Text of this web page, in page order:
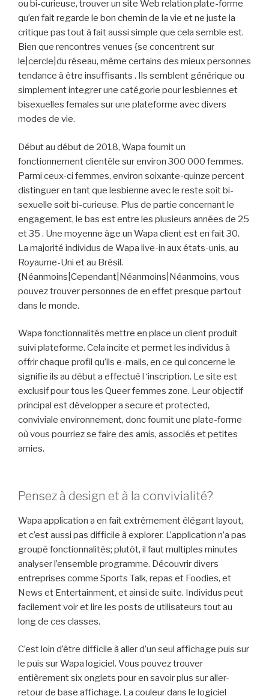
ou bi-curieuse, trouver un site Web relation plate-forme
qu’en fait regarde le bon chemin de la vie et ne juste la
critique pas tout à fait aussi simple que cela semble est.
Bien que rencontres venues {se concentrent sur
le|cercle|du réseau, même certains des mieux personnes
tendance à être insuffisants . Ils semblent générique ou
simplement integrer une catégorie pour lesbiennes et
bisexuelles females sur une plateforme avec divers
modes de vie.
Début au début de 2018, Wapa fournit un
fonctionnement clientèle sur environ 300 000 femmes.
Parmi ceux-ci femmes, environ soixante-quinze percent
distinguer en tant que lesbienne avec le reste soit bi-
sexuelle soit bi-curieuse. Plus de partie concernant le
engagement, le bas est entre les plusieurs années de 25
et 35 . Une moyenne âge un Wapa client est en fait 30.
La majorité individus de Wapa live-in aux états-unis, au
Royaume-Uni et au Brésil.
{Néanmoins|Cependant|Néanmoins|Néanmoins, vous
pouvez trouver personnes de en effet presque partout
dans le monde.
Wapa fonctionnalités mettre en place un client produit
suivi plateforme. Cela incite et permet les individus à
offrir chaque profil qu’ils e-mails, en ce qui concerne le
signifie ils au début a effectué l ‘inscription. Le site est
exclusif pour tous les Queer femmes zone. Leur objectif
principal est développer a secure et protected,
conviviale environnement, donc fournit une plate-forme
où vous pourriez se faire des amis, associés et petites
amies.
Pensez à design et à la convivialité?
Wapa application a en fait extrêmement élégant layout,
et c’est aussi pas difficile à explorer. L’application n’a pas
groupé fonctionnalités; plutôt, il faut multiples minutes
analyser l’ensemble programme. Découvrir divers
entreprises comme Sports Talk, repas et Foodies, et
News et Entertainment, et ainsi de suite. Individus peut
facilement voir et lire les posts de utilisateurs tout au
long de ces classes.
C’est loin d’être difficile à aller d’un seul affichage puis sur
le puis sur Wapa logiciel. Vous pouvez trouver
entièrement six onglets pour en savoir plus sur aller-
retour de base affichage. La couleur dans le logiciel